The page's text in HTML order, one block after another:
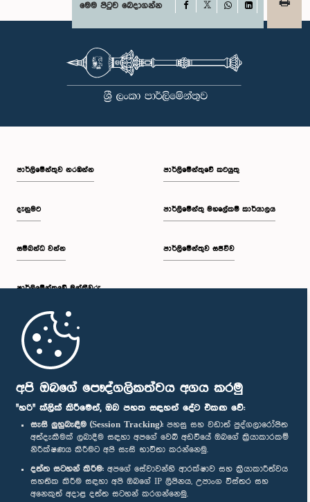
අපි ඔබගේ පෞද්ගලිකත්වය අගය කරමු
"හරි" ක්ලික් කිරීමෙන්, ඔබ පහත සඳහන් දේට එකඟ වේ:
සැසි ලුහුබැඳීම (Session Tracking): පහසු සහ වඩාත් පුද්ගලාරෝපිත
අත්දැකීමක් ලබාදීම සඳහා අපගේ වෙබ් අඩවියේ ඔබගේ ක්‍රියාකාරකම්
නිරීක්ෂණය කිරීමට අපි සැසි භාවිතා කරන්නෙමු.
දත්ත සටහන් කිරීම: අපගේ සේවාවන්හි ආරක්ෂාව සහ ක්‍රියාකාරීත්වය
සහතික කිරීම සඳහා අපි ඔබගේ IP ලිපිනය, උපාංග විස්තර සහ
අනෙකුත් අදාළ දත්ත සටහන් කරගන්නෙමු.
මෙම පිටුව බෙදාගන්න Facebook
WhatsAppLinkedIn
පාර්ලි‌මේන්තුව නරඹන්න
දැනුමට
සම්බන්ධ වන්න
පාර්ලි‌මේන්තුවේ මන්ත්‍රීවරු
මුල් පිටුව
පාර්ලිමේන්තුවේ කටයුතු
පාර්ලිමේන්තු මහලේකම් කාර්යාලය
පාර්ලිමේන්තුව සජීවීව
පාර්ලිමේන්තු ජංගම යෙදුම
අප හා සම්බන්ධ වී සිටින්න :